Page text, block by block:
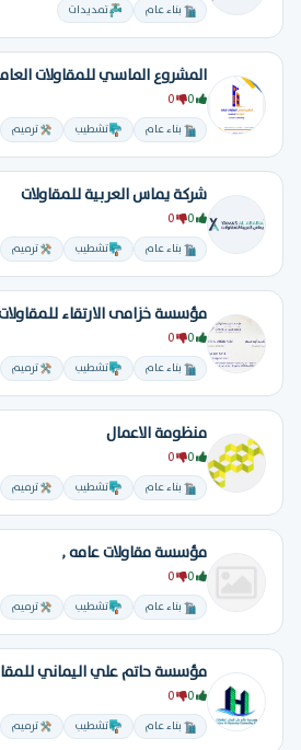
بناء عام تمديدات
المشروع الماسي للمقاولات
بناء عام تشطيب ترميم
شركة يماس العربية للمقاولات
بناء عام تشطيب ترميم
مؤسسة خزامى الارتقاء
بناء عام تشطيب ترميم
منظومة الاعمال
بناء عام تشطيب ترميم
مؤسسة مقاولات عامه ,
بناء عام تشطيب ترميم
مؤسسة حاتم علي اليماني
بناء عام تشطيب ترميم